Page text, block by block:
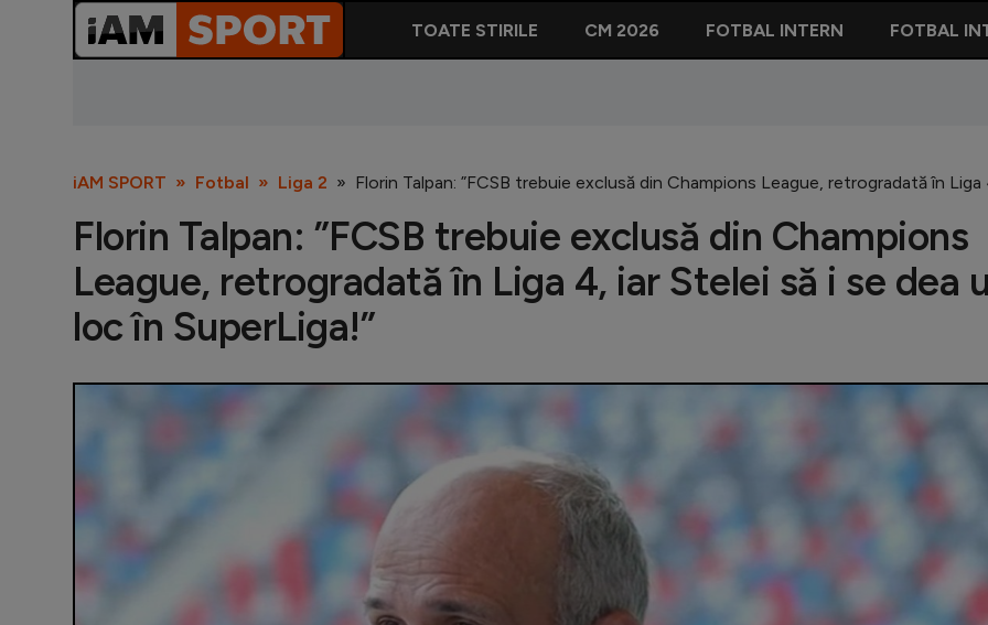
TOATE STIRILE CM 2026 FOTBAL INTERN FOTBAL
iAM SPORT Fotbal Liga 2 Florin Talpan: ”FCSB trebuie exclusă din Champions League, retrogradată în
Florin Talpan: ”FCSB trebuie exclusă din Champions
League, retrogradată în Liga 4, iar Stelei să i se dea
loc în SuperLiga!”